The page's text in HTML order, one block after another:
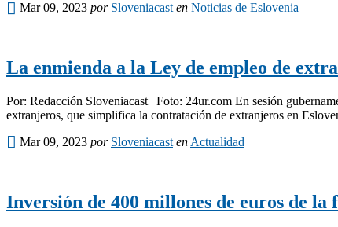
Mar 09, 2023 por Sloveniacast en Noticias de Eslovenia
La enmienda a la Ley de empleo de
Por: Redacción Sloveniacast | Foto: 24ur.com En sesión
extranjeros, que simplifica la contratación de extranjeros en
Mar 09, 2023 por Sloveniacast en Actualidad
Inversión de 400 millones de euros de la